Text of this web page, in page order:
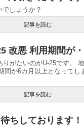
でしょうか？
記事を読む
改悪 利用期間が・
りがたいのがU-25です。
間が6カ月以上となってし
記事を読む
ちしております